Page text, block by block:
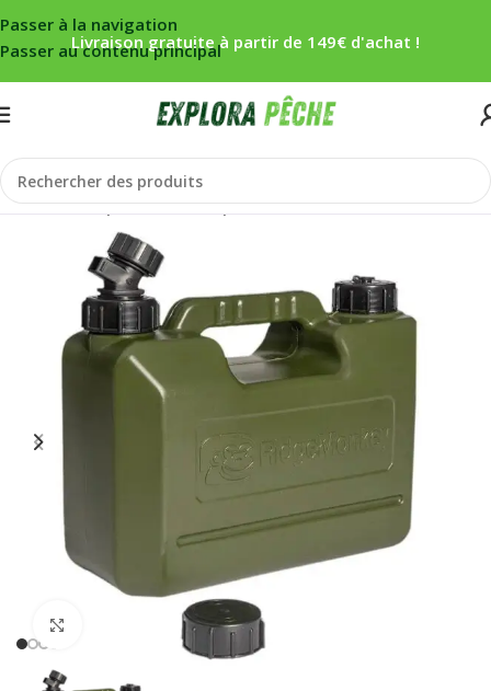
Passer à la navigation
Passer au contenu principal
Livraison gratuite à partir de 149€ d'achat !
Accueil/Carpe/Bivouac/Repas/Cuisson
Cliquez pour agrandir